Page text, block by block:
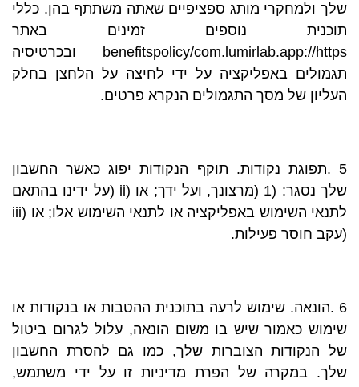
שלך ולמחקרי מותג ספציפיים שאתה משתתף בהן. כללי
תוכנית נוספים זמינים באתר
benefitspolicy/com.lumirlab.app://https ובכרטיסיה
תגמולים באפליקציה על ידי לחיצה על הלחצן בחלק
העליון של מסך התגמולים הנקרא פרטים.
5 .תפוגת נקודות. תוקף הנקודות יפוג כאשר החשבון
שלך נסגר: (1 (מרצונך, ועל ידך; או (ii (על ידינו בהתאם
לתנאי השימוש באפליקציה או לתנאי השימוש אלו; או (iii
(עקב חוסר פעילות.
6 .הונאה. שימוש לרעה בתוכנית ההטבות או בנקודות או
שימוש כאמור שיש בו משום הונאה, עלול לגרום ביטול
של הנקודות הצוברות שלך, כמו גם להסרת החשבון
שלך. במקרה של הפרת מדיניות זו על ידי משתמש,